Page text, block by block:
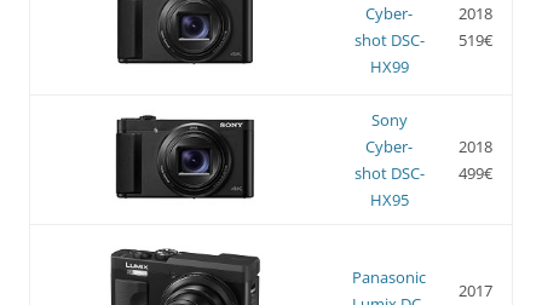
Cyber-
shot DSC-
HX99
2018
519€
Sony
Cyber-
shot DSC-
HX95
2018
499€
Panasonic
2017